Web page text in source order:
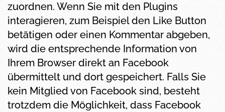
zuordnen. Wenn Sie mit den Plugins
interagieren, zum Beispiel den Like Button
betätigen oder einen Kommentar abgeben,
wird die entsprechende Information von
Ihrem Browser direkt an Facebook
übermittelt und dort gespeichert. Falls Sie
kein Mitglied von Facebook sind, besteht
trotzdem die Möglichkeit, dass Facebook